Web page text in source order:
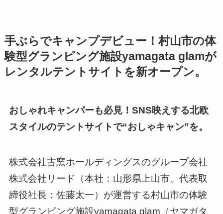
手ぶらでキャンプデビュー！村山市の体
験型グランピング施設yamagata glamが
レンタルテントサイトを新オープン。
おしゃれキャンパーも必見！SNS映えする北欧
スタイルのテントサイトで“おしゃキャン”を。
株式会社古窯ホールディングスのグループ会社
株式会社リード（本社：山形県上山市、代表取
締役社長：佐藤太一）が運営する村山市の体験
型グランピング施設yamagata glam（ヤマガタ